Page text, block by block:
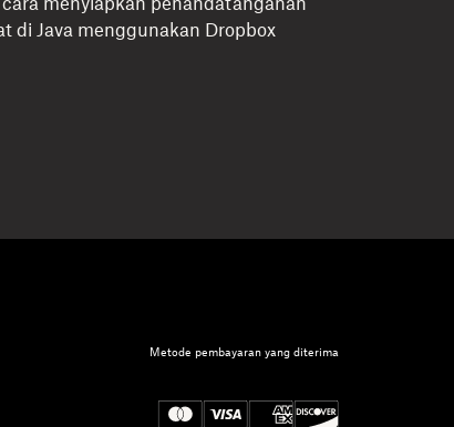
cara menyiapkan penandatanganan
di Java menggunakan Dropbox
Metode pembayaran yang diterima